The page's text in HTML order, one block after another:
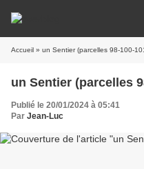
Accueil » un Sentier (parcelles 98-100-
un Sentier (parcelles
Publié le 20/01/2024 à 05:41
Par Jean-Luc